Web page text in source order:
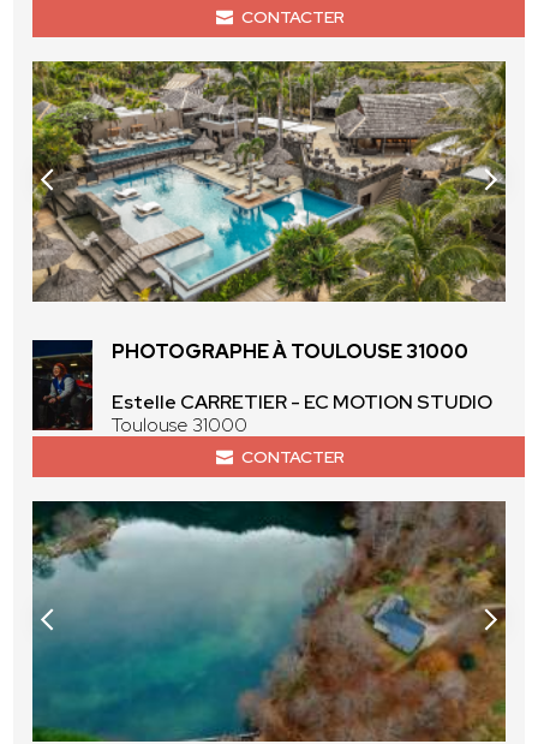
CONTACTER
PHOTOGRAPHE À TOULOUSE 31000
Estelle CARRETIER - EC MOTION STUDIO
Toulouse 31000
CONTACTER